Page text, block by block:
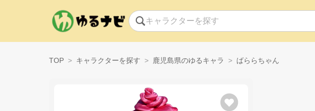
TOP キャラクターを探す 鹿児島県のゆるキャラ ばららちゃん